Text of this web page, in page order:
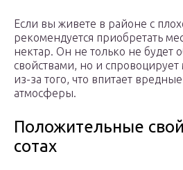
Если вы живете в районе с
рекомендуется приобретать
нектар. Он не только не будет
свойствами, но и
из-за того, что впитает
атмосферы.
Положительные
сотах